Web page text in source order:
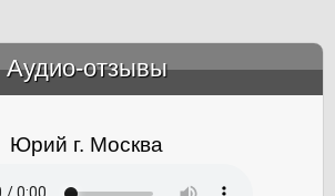
Аудио-отзывы
Юрий г. Москва